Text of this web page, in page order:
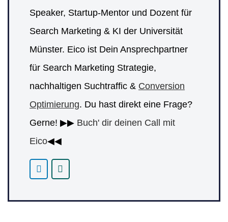
Speaker, Startup-Mentor und Dozent für
Search Marketing & KI der Universität
Münster. Eico ist Dein Ansprechpartner
für Search Marketing Strategie,
nachhaltigen Suchtraffic & Conversion
Optimierung. Du hast direkt eine Frage?
Gerne! ▶▶ Buch' dir deinen Call mit
Eico◀◀